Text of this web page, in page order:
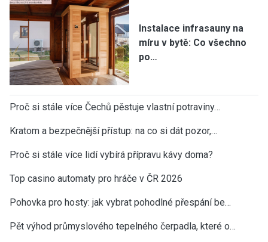
Instalace infrasauny na
míru v bytě: Co všechno
po…
Proč si stále více Čechů pěstuje vlastní potraviny…
Kratom a bezpečnější přístup: na co si dát pozor,…
Proč si stále více lidí vybírá přípravu kávy doma?
Top casino automaty pro hráče v ČR 2026
Pohovka pro hosty: jak vybrat pohodlné přespání be…
Pět výhod průmyslového tepelného čerpadla, které o…